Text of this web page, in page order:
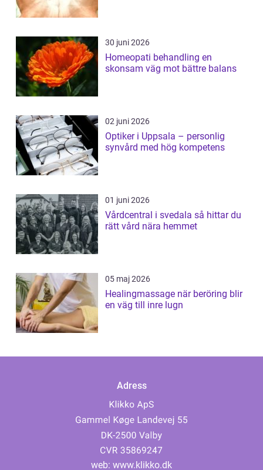
30 juni 2026
Homeopati behandling en
skonsam väg mot bättre balans
02 juni 2026
Optiker i Uppsala – personlig
synvård med hög kompetens
01 juni 2026
Vårdcentral i svedala så hittar du
rätt vård nära hemmet
05 maj 2026
Healingmassage när beröring blir
en väg till inre lugn
Adress
web: www.klikko.dk